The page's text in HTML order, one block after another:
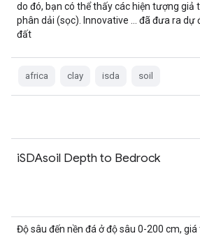
do đó, bạn có thể thấy các hiện tượng giả
phân dải (sọc). Innovative … đã đưa ra dự
đất
africa clay isda soil
iSDAsoil Depth to Bedrock
Độ sâu đến nền đá ở độ sâu 0-200 cm,